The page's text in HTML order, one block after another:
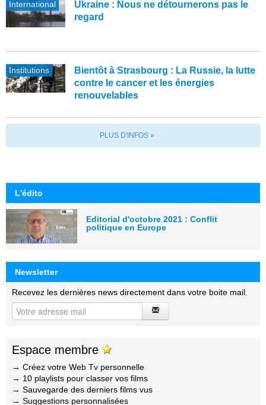
International
Ukraine : Nous ne détournerons pas le
regard
Institutions
Bientôt à Strasbourg : La Russie, la lutte
contre le cancer et les énergies
renouvelables
PLUS D'INFOS »
L'édito
Editorial d'octobre 2021 : Conflit
politique en Europe
Newsletter
Recevez les dernières news directement dans votre boite mail.
Espace membre
→ Créez votre Web Tv personnelle
→ 10 playlists pour classer vos films
→ Sauvegarde des derniers films vus
→ Suggestions personnalisées